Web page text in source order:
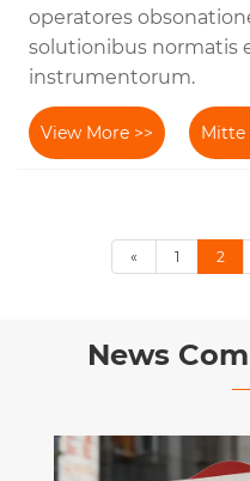
operatores
solutionibus normatis
instrumentorum.
View More >> Mitte
« 1 2
News